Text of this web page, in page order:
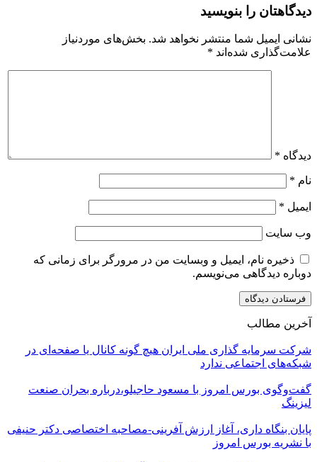
دیدگاهتان را بنویسید
نشانی ایمیل شما منتشر نخواهد شد. بخش‌های موردنیاز
علامت‌گذاری شده‌اند *
دیدگاه *
نام *
ایمیل *
وب‌ سایت
ذخیره نام، ایمیل و وبسایت من در مرورگر برای زمانی که
دوباره دیدگاهی می‌نویسم.
آخرین مطالب
شرکت سرمایه گذاری ملی ایران هیچ گونه کانال یا صفحه‌ای در
شبکه‌های اجتماعی ندارد
گفت‌وگوی بورس امروز با مسعود حاجیلو،درباره بحران صنعت
لیزینگ
پایان بنگاه داری، آغاز ارزش آفرینی-مصاحبه اختصاصی دکتر حنیفی
با نشریه بورس امروز